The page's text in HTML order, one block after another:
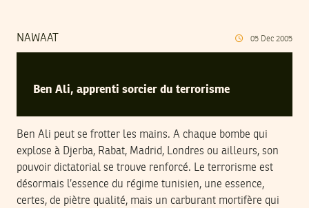
NAWAAT 05 Dec 2005
Ben Ali, apprenti sorcier du terrorisme
Ben Ali peut se frotter les mains. A chaque bombe qui
explose à Djerba, Rabat, Madrid, Londres ou ailleurs, son
pouvoir dictatorial se trouve renforcé. Le terrorisme est
désormais l’essence du régime tunisien, une essence,
certes, de piètre qualité, mais un carburant mortifère qui